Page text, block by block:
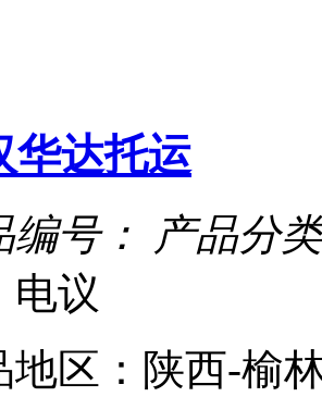
华达托运
编号：
产品分
电议
地区：陕西-榆